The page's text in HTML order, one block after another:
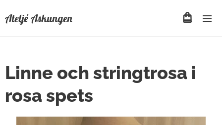
Ateljé Askungen
Linne och stringtrosa i
rosa spets